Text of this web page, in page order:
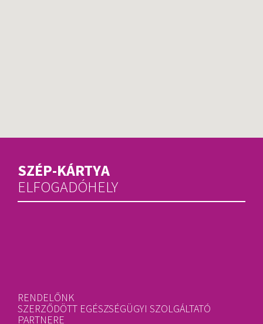
SZÉP-KÁRTYA
ELFOGADÓHELY
RENDELŐNK
SZERZŐDÖTT EGÉSZSÉGÜGYI SZOLGÁLTATÓ
PARTNERE